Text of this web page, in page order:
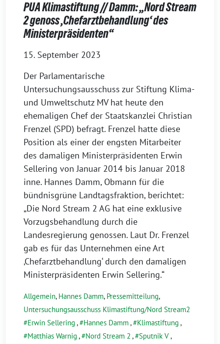
PUA Klimastiftung // Damm: „Nord Stream
2 genoss ‚Chefarztbehandlung‘ des
Ministerpräsidenten“
15. September 2023
Der Parlamentarische
Untersuchungsausschuss zur Stiftung Klima-
und Umweltschutz MV hat heute den
ehemaligen Chef der Staatskanzlei Christian
Frenzel (SPD) befragt. Frenzel hatte diese
Position als einer der engsten Mitarbeiter
des damaligen Ministerpräsidenten Erwin
Sellering von Januar 2014 bis Januar 2018
inne. Hannes Damm, Obmann für die
bündnisgrüne Landtagsfraktion, berichtet:
„Die Nord Stream 2 AG hat eine exklusive
Vorzugsbehandlung durch die
Landesregierung genossen. Laut Dr. Frenzel
gab es für das Unternehmen eine Art
‚Chefarztbehandlung‘ durch den damaligen
Ministerpräsidenten Erwin Sellering.“
Allgemein, Hannes Damm, Pressemitteilung,
Untersuchungsausschuss Klimastiftung/Nord Stream2
Erwin Sellering , Hannes Damm, Klimastiftung ,
Matthias Warnig , Nord Stream 2 , Sputnik V,